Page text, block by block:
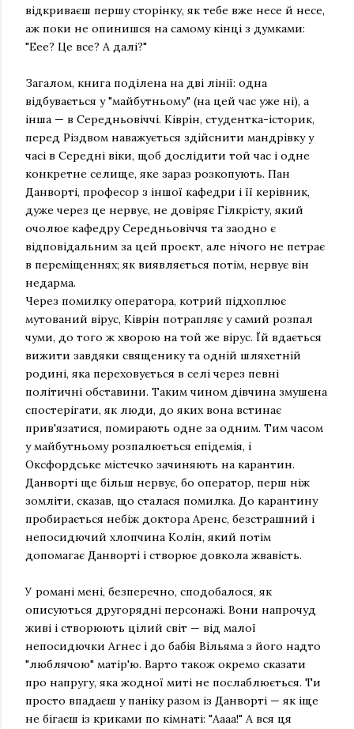
відкриваєш першу сторінку, як тебе вже несе й несе,
аж поки не опинишся на самому кінці з думками:
"Еее? Це все? А далі?"
Загалом, книга поділена на дві лінії: одна
відбувається у "майбутньому" (на цей час уже ні), а
інша — в Середньовіччі. Ківрін, студентка-історик,
перед Різдвом наважується здійснити мандрівку у
часі в Середні віки, щоб дослідити той час і одне
конкретне селище, яке зараз розкопують. Пан
Данворті, професор з іншої кафедри і її керівник,
дуже через це нервує, не довіряє Гілкрісту, який
очолює кафедру Середньовіччя та заодно є
відповідальним за цей проект, але нічого не петрає
в переміщеннях; як виявляється потім, нервує він
недарма.
Через помилку оператора, котрий підхоплює
мутований вірус, Ківрін потрапляє у самий розпал
чуми, до того ж хворою на той же вірус. Їй вдається
вижити завдяки священику та одній шляхетній
родині, яка переховується в селі через певні
політичні обставини. Таким чином дівчина змушена
спостерігати, як люди, до яких вона встинає
прив'язатися, помирають одне за одним. Тим часом
у майбутньому розпалюється епідемія, і
Оксфордське містечко зачиняють на карантин.
Данворті ще більш нервує, бо оператор, перш ніж
зомліти, сказав, що сталася помилка. До карантину
пробирається небіж доктора Аренс, безстрашний і
непосидючий хлопчина Колін, який потім
допомагає Данворті і створює довкола жвавість.
У романі мені, безперечно, сподобалося, як
описуються другорядні персонажі. Вони напрочуд
живі і створюють цілий світ — від малої
непосидючки Агнес і до бабія Вільяма з його надто
"люблячою" матір'ю. Варто також окремо сказати
про напругу, яка жодної миті не послаблюється. Ти
просто впадаєш у паніку разом із Данворті — як іще
не бігаєш із криками по кімнаті: "Аааа!" А вся ця